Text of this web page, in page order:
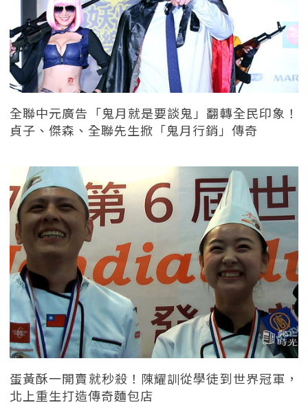
全聯中元廣告「鬼月就是要談鬼」翻轉全民印象！
貞子、傑森、全聯先生掀「鬼月行銷」傳奇
蛋黃酥一開賣就秒殺！陳耀訓從學徒到世界冠軍，
北上重生打造傳奇麵包店